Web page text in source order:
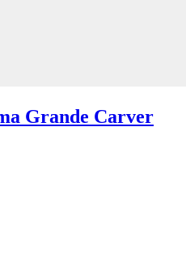
Grande Carver